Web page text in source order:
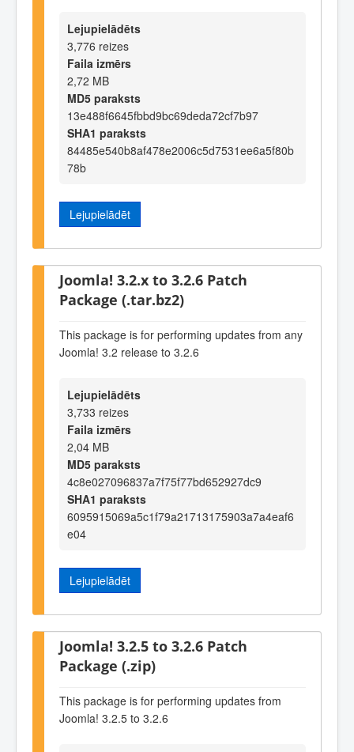
Lejupielādēts
3,776 reizes
Faila izmērs
2,72 MB
MD5 paraksts
13e488f6645fbbd9bc69deda72cf7b97
SHA1 paraksts
84485e540b8af478e2006c5d7531ee6a5f80b
78b
Lejupielādēt
Joomla! 3.2.x to 3.2.6 Patch
Package (.tar.bz2)
This package is for performing updates from any
Joomla! 3.2 release to 3.2.6
Lejupielādēts
3,733 reizes
Faila izmērs
2,04 MB
MD5 paraksts
4c8e027096837a7f75f77bd652927dc9
SHA1 paraksts
6095915069a5c1f79a21713175903a7a4eaf6
e04
Lejupielādēt
Joomla! 3.2.5 to 3.2.6 Patch
Package (.zip)
This package is for performing updates from
Joomla! 3.2.5 to 3.2.6